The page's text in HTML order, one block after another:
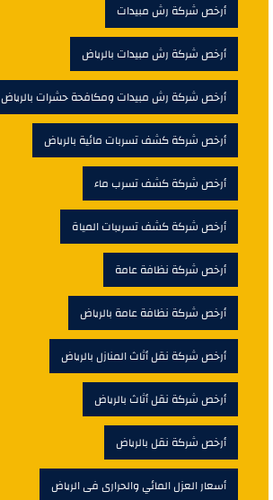
أرخص شركة رش مبيدات
أرخص شركة رش مبيدات بالرياض
أرخص شركة رش مبيدات ومكافحة حشرات بالرياض
أرخص شركة كشف تسربات مائية بالرياض
أرخص شركة كشف تسرب ماء
أرخص شركة كشف تسريبات المياة
أرخص شركة نظافة عامة
أرخص شركة نظافة عامة بالرياض
أرخص شركة نقل أثاث المنازل بالرياض
أرخص شركة نقل أثاث بالرياض
أرخص شركة نقل بالرياض
أسعار العزل المائي والحرارى فى الرياض